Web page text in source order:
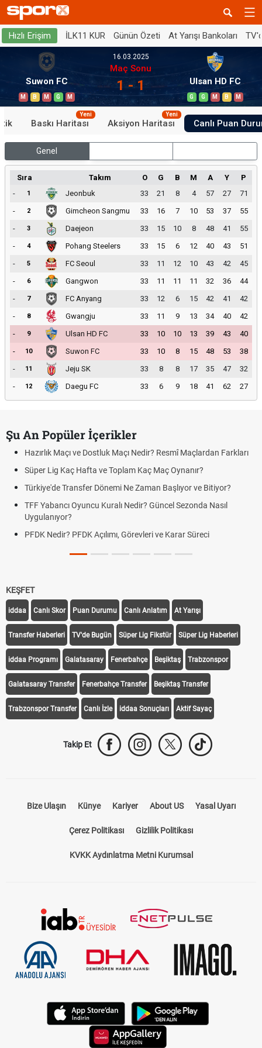
Hızlı Erişim İLK11 KUR Günün Özeti At Yarışı Bankoları
Suwon FC
M B M G M
16.03.2025
Maç Sonu
1 - 1 Ulsan HD FC
G G M B M
Baskı Haritası
Yeni
Aksiyon Haritası
Yeni
Canlı Puan
Genel
Sıra Takım O G B M A Y
P
-
1 Jeonbuk 33 21 8 4 57 27
71
-
2 Gimcheon Sangmu 33 16 7 10 53 37
55
-
3 Daejeon 33 15 10 8 48 41
55
-
4 Pohang Steelers 33 15 6 12 40 43
51
-
5 FC Seoul 33 11 12 10 43 42
45
-
6 Gangwon 33 11 11 11 32 36
44
-
7 FC Anyang 33 12 6 15 42 41
42
-
8 Gwangju 33 11 9 13 34 40
42
-
9 Ulsan HD FC 33 10 10 13 39 43
40
-
10 Suwon FC 33 10 8 15 48 53
38
-
11 Jeju SK 33 8 8 17 35 47
32
-
12 Daegu FC 33 6 9 18 41 62 27
Şu An Popüler İçerikler
Hazırlık Maçı ve Dostluk Maçı Nedir? Resmî Maçlardan Farkları
Süper Lig Kaç Hafta ve Toplam Kaç Maç Oynanır?
Türkiye'de Transfer Dönemi Ne Zaman Başlıyor ve Bitiyor?
TFF Yabancı Oyuncu Kuralı Nedir? Güncel Sezonda Nasıl
Uygulanıyor?
PFDK Nedir? PFDK Açılımı, Görevleri ve Karar Süreci
KEŞFET
iddaa Canlı Skor Puan Durumu Canlı Anlatım At Yarışı
Transfer Haberleri TV'de Bugün Süper Lig Fikstür Süper Lig Haberleri
iddaa Programı Galatasaray Fenerbahçe Beşiktaş Trabzonspor
Galatasaray Transfer Fenerbahçe Transfer Beşiktaş Transfer
Trabzonspor Transfer Canlı İzle iddaa Sonuçları Aktif Sayaç
Takip Et
Bize Ulaşın Künye Kariyer About US Yasal Uyarı
Çerez Politikası Gizlilik Politikası
KVKK Aydınlatma Metni Kurumsal